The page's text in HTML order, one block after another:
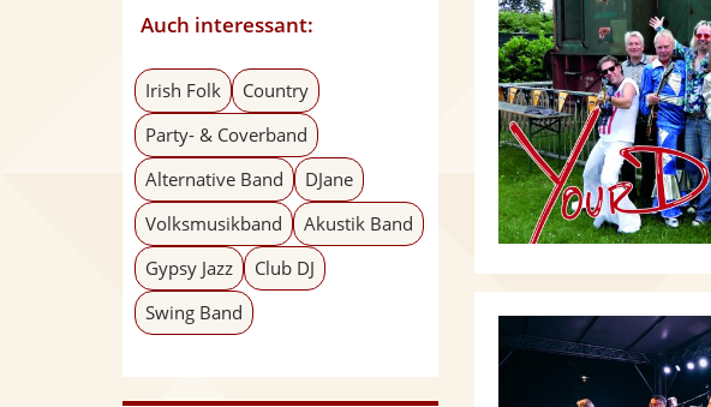
Auch interessant:
Irish Folk
Country
Party- & Coverband
Alternative Band
DJane
Volksmusikband
Akustik Band
Gypsy Jazz
Club DJ
Swing Band